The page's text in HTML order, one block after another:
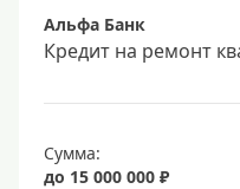
Срок
Долгосрочные
2 года
Альфа Банк
Кредит на ремонт
Сумма:
до 15 000 000 ₽